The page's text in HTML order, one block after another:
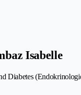
Isabelle
Diabetes